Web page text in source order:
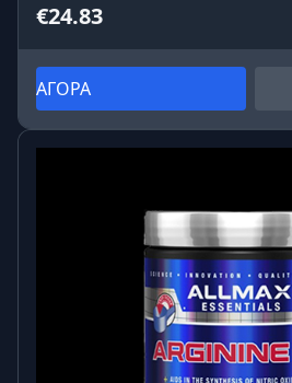
€24.83
ΑΓΟΡΑ